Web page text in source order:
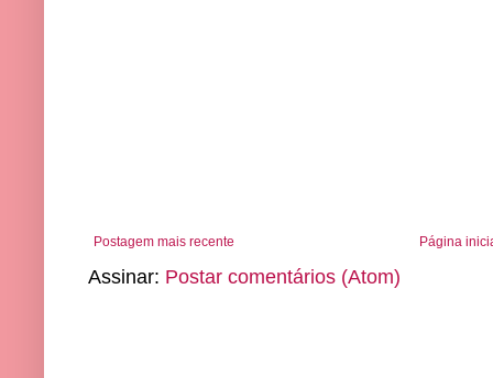
Postagem mais recente Página
Assinar: Postar comentários (Atom)